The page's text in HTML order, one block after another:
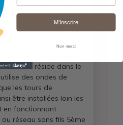
améliorer la vie
?
santé – La principale
et la 5G réside dans le
des ondes de
les tours de
être installées loin les
en fonctionnant
réseau sans fils 5ème
M’inscrire
Non merci